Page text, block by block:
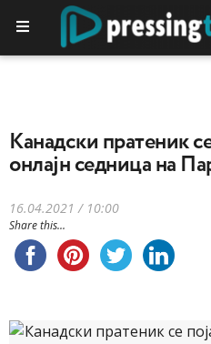
Канадски пратеник
онлајн седница на
16.04.2021 / 10:00
Share this...